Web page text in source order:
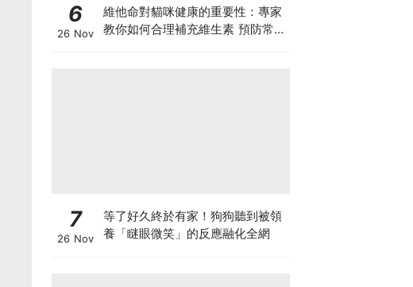
6
26 Nov
維他命對貓咪健康的重要性：專家
教你如何合理補充維生素 預防常見
7
26 Nov
等了好久終於有家！狗狗聽到被領
養「瞇眼微笑」的反應融化全網